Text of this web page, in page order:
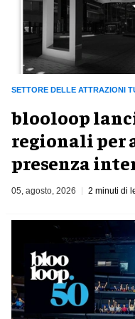
SETTORE DELLE ATTRAZIONI
blooloop
regionali per
presenza
05, agosto, 2026 2 minuti di